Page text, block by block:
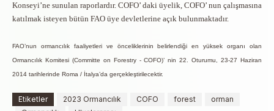
Konseyi’ne sunulan raporlardır. COFO’ daki üyelik, COFO’ nun çalışmasına
katılmak isteyen bütün FAO üye devletlerine açık bulunmaktadır.
FAO’nun ormancılık faaliyetleri ve önceliklerininbelirlendiği en yüksekorganı olan
Ormancılık Komitesi (Committe on Forestry - COFO)’ nin22. Oturumu, 23-27 Haziran
2014 tarihlerinde Roma / İtalya’da gerçekleştirilecektir.
Etiketler 2023 Ormancılık COFO forest
orman